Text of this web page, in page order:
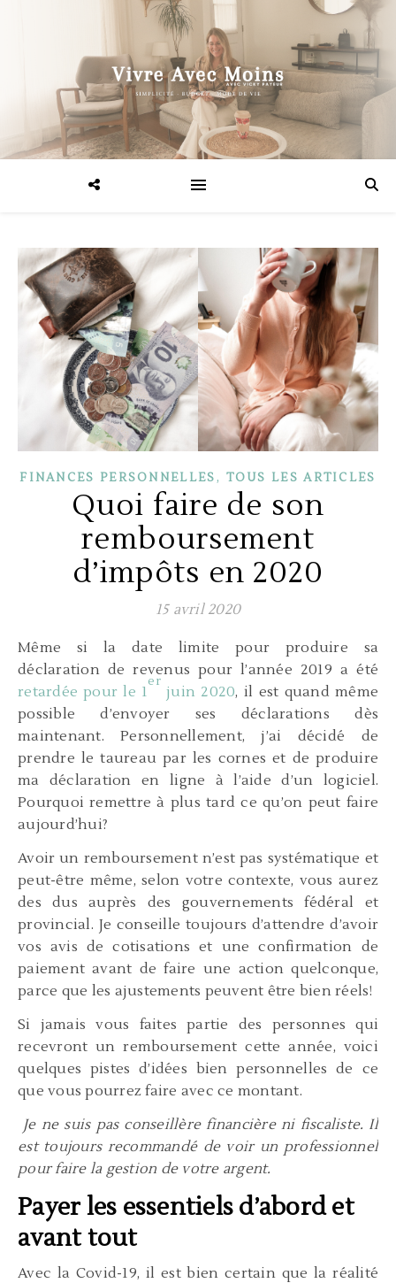
FINANCES PERSONNELLES , TOUS LES ARTICLES
Quoi faire de son
remboursement
d’impôts en 2020
15 avril 2020
Même si la date limite pour produire sa
déclaration de revenus pour l’année 2019 a été
retardée pour le 1
er
juin 2020, il est quand même
possible d’envoyer ses déclarations dès
maintenant. Personnellement, j’ai décidé de
prendre le taureau par les cornes et de produire
ma déclaration en ligne à l’aide d’un logiciel.
Pourquoi remettre à plus tard ce qu’on peut faire
aujourd’hui?
Avoir un remboursement n’est pas systématique et
peut-être même, selon votre contexte, vous aurez
des dus auprès des gouvernements fédéral et
provincial. Je conseille toujours d’attendre d’avoir
vos avis de cotisations et une confirmation de
paiement avant de faire une action quelconque,
parce que les ajustements peuvent être bien réels!
Si jamais vous faites partie des personnes qui
recevront un remboursement cette année, voici
quelques pistes d’idées bien personnelles de ce
que vous pourrez faire avec ce montant.
Je ne suis pas conseillère financière ni fiscaliste. Il
est toujours recommandé de voir un professionnel
pour faire la gestion de votre argent.
Payer les essentiels d’abord et
avant tout
Avec la Covid-19, il est bien certain que la réalité